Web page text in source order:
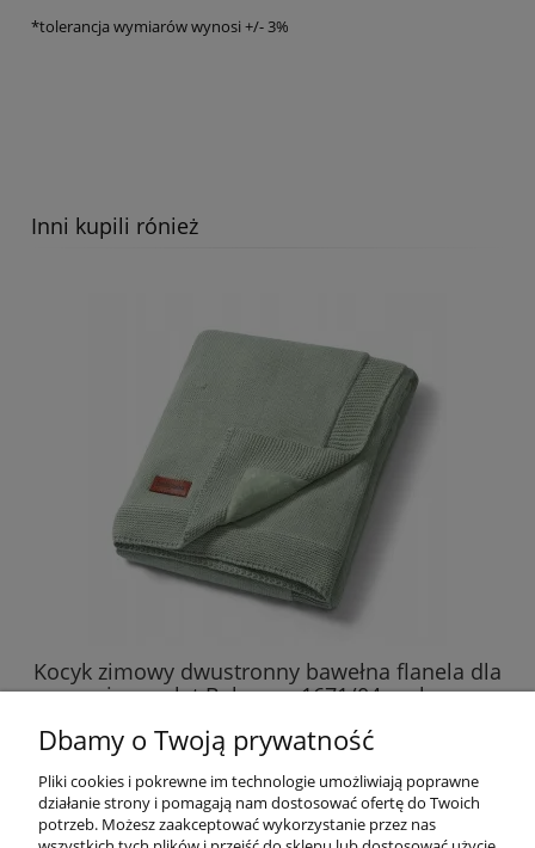
*tolerancja wymiarów wynosi +/- 3%
Inni kupili rónież
Kocyk zimowy dwustronny bawełna flanela dla
niemowląt Babyono 1671/04 szałw
98,79 zł
DO KOSZYKA
Dbamy o Twoją prywatność
Pliki cookies i pokrewne im technologie umożliwiają poprawne
działanie strony i pomagają nam dostosować ofertę do Twoich
potrzeb. Możesz zaakceptować wykorzystanie przez nas